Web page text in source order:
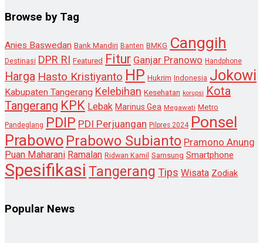
Browse by Tag
Anies Baswedan Bank Mandiri Banten BMKG Canggih
Destinasi DPR RI Featured Fitur Ganjar Pranowo Handphone
Harga Hasto Kristiyanto HP Hukrim Indonesia Jokowi
Kabupaten Tangerang Kelebihan Kesehatan korupsi
Kota
Tangerang KPK Lebak Marinus Gea Megawati Metro
Pandeglang PDIP PDI Perjuangan Pilpres 2024 Ponsel
Prabowo Prabowo Subianto Pramono Anung
Puan Maharani Ramalan Ridwan Kamil Samsung Smartphone
Spesifikasi Tangerang Tips Wisata Zodiak
Popular News